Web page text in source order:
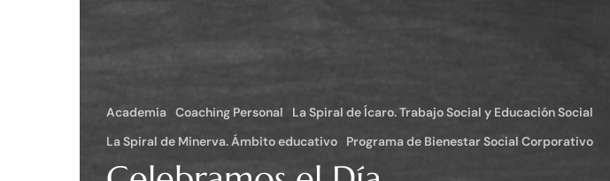
Academia Coaching Personal
La Spiral de Ícaro. Trabajo Social y Educación Social
La Spiral de Minerva. Ámbito educativo
Programa de Bienestar Social Corporativo